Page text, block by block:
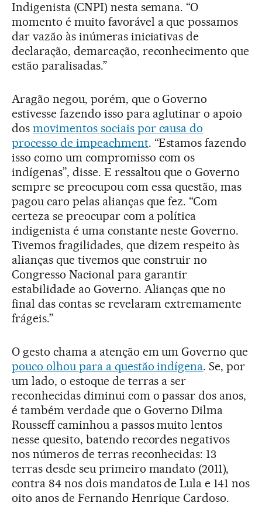
Indigenista (CNPI) nesta semana. “O
momento é muito favorável a que possamos
dar vazão às inúmeras iniciativas de
declaração, demarcação, reconhecimento que
estão paralisadas.”
Aragão negou, porém, que o Governo
estivesse fazendo isso para aglutinar o apoio
dos movimentos sociais por causa do
processo de impeachment. “Estamos fazendo
isso como um compromisso com os
indígenas”, disse. E ressaltou que o Governo
sempre se preocupou com essa questão, mas
pagou caro pelas alianças que fez. “Com
certeza se preocupar com a política
indigenista é uma constante neste Governo.
Tivemos fragilidades, que dizem respeito às
alianças que tivemos que construir no
Congresso Nacional para garantir
estabilidade ao Governo. Alianças que no
final das contas se revelaram extremamente
frágeis.”
O gesto chama a atenção em um Governo que
pouco olhou para a questão indígena. Se, por
um lado, o estoque de terras a ser
reconhecidas diminui com o passar dos anos,
é também verdade que o Governo Dilma
Rousseff caminhou a passos muito lentos
nesse quesito, batendo recordes negativos
nos números de terras reconhecidas: 13
terras desde seu primeiro mandato (2011),
contra 84 nos dois mandatos de Lula e 141 nos
oito anos de Fernando Henrique Cardoso.